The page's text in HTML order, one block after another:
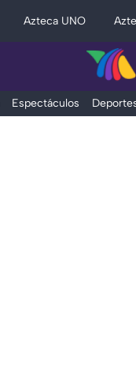
Azteca UNO
Espectáculos